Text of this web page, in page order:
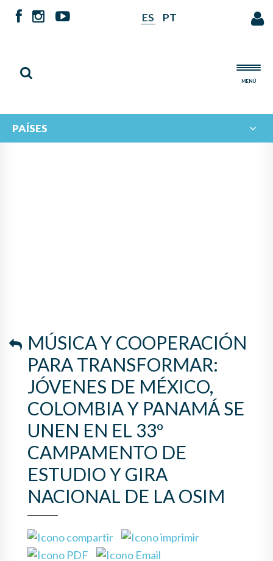
ES PT
MENÚ
PAÍSES
MÚSICA Y COOPERACIÓN
PARA TRANSFORMAR:
JÓVENES DE MÉXICO,
COLOMBIA Y PANAMÁ SE
UNEN EN EL 33º
CAMPAMENTO DE
ESTUDIO Y GIRA
NACIONAL DE LA OSIM